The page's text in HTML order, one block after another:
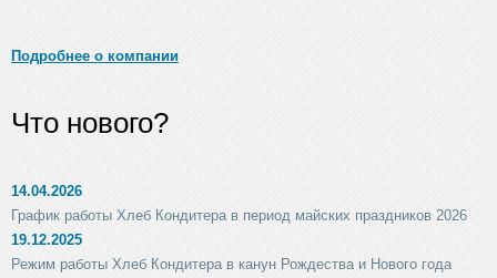
Подробнее о компании
Что нового?
14.04.2026
График работы Хлеб Кондитера в период майских праздников 2026
19.12.2025
Режим работы Хлеб Кондитера в канун Рождества и Нового года